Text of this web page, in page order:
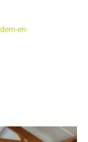
en-